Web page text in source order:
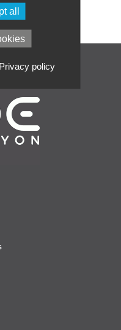
all
Privacy policy